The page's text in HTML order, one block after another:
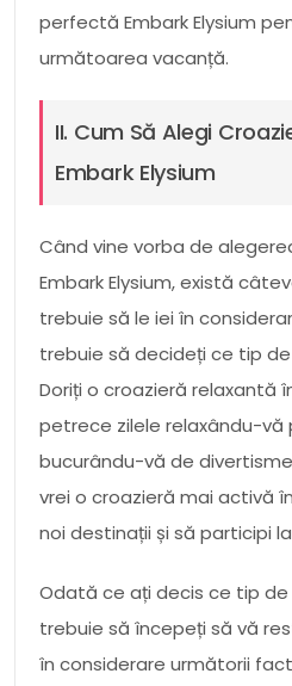
perfectă Embark Elysium
următoarea vacanță.
II. Cum Să Alegi
Embark Elysium
Când vine vorba de
Embark Elysium, există
trebuie să le iei în
trebuie să decideți ce tip
Doriți o croazieră relaxantă
petrece zilele relaxându-vă
bucurându-vă de
vrei o croazieră mai activă
noi destinații și să participi
Odată ce ați decis ce tip
trebuie să începeți să vă
în considerare următorii